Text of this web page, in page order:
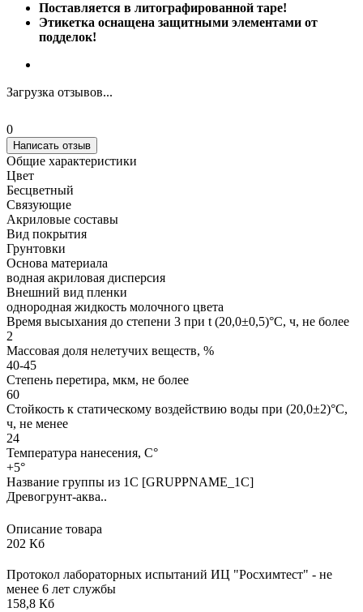
Поставляется в литографированной таре!
Этикетка оснащена защитными элементами от
подделок!
Загрузка отзывов...
0
Написать отзыв
Общие характеристики
Цвет
Бесцветный
Связующие
Акриловые составы
Вид покрытия
Грунтовки
Основа материала
водная акриловая дисперсия
Внешний вид пленки
однородная жидкость молочного цвета
Время высыхания до степени 3 при t (20,0±0,5)°С, ч, не более
2
Массовая доля нелетучих веществ, %
40-45
Степень перетира, мкм, не более
60
Стойкость к статическому воздействию воды при (20,0±2)°С,
ч, не менее
24
Температура нанесения, С°
+5°
Название группы из 1С [GRUPPNAME_1C]
Древогрунт-аква..
Описание товара
202 Кб
Протокол лабораторных испытаний ИЦ "Росхимтест" - не
менее 6 лет службы
158,8 Кб